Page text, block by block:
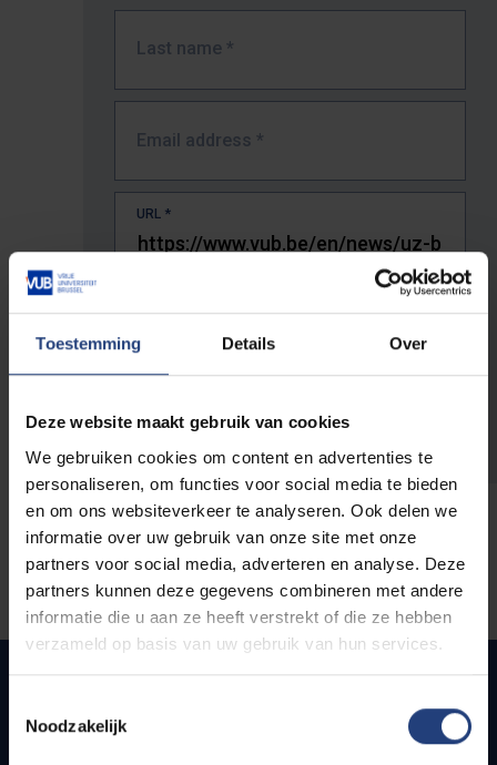
Toestemming Details Over
Deze website maakt gebruik van cookies
We gebruiken cookies om content en advertenties te
personaliseren, om functies voor social media te bieden
en om ons websiteverkeer te analyseren. Ook delen we
informatie over uw gebruik van onze site met onze
partners voor social media, adverteren en analyse. Deze
partners kunnen deze gegevens combineren met andere
informatie die u aan ze heeft verstrekt of die ze hebben
verzameld op basis van uw gebruik van hun services.
Noodzakelijk
Last name *
Email address *
URL *
The full URL of the page where you encountered the error.
Quick links